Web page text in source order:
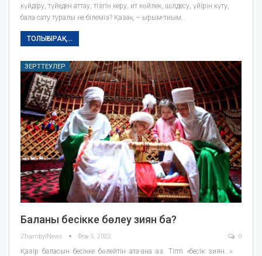
күйдіру, түйеден аттау, тізгін керу, ит көйлек, шілдесу, үйірін күту,
бала сату туралы не білеміз? Қазақ – ырым-тиым…
ТОЛЫҒЫРАҚ...
ЗЕРТТЕУЛЕР
Баланы бесікке бөлеу зиян ба?
ZhambylNews Фев 5, 2022 0
Қазір баласын бесікке бөлейтін ата-ана аз. Тіпті «бесік зиян…»